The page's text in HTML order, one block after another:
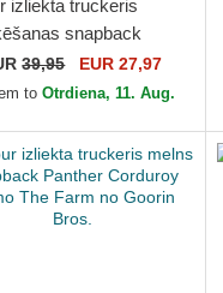
izliekta truckeris
snapback
Camouflage
Real Tree The
39,95 EUR 27,97
to Otrdiena, 11. Aug.